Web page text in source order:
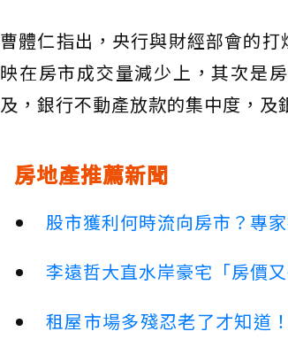
曹體仁指出，央行與財經部會的
映在房市成交量減少上，其次是
及，銀行不動產放款的集中度，及
房地產推薦新聞
股市獲利何時流向房市？專
李遠哲大直水岸豪宅「房價
租屋市場多殘忍老了才知道